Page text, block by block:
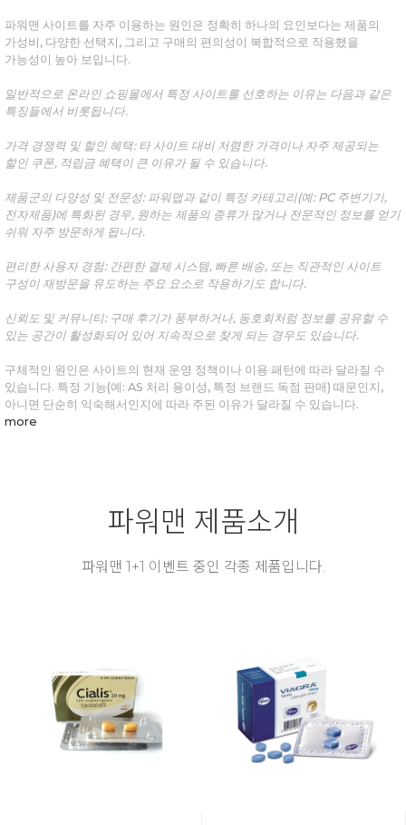
파워맨 사이트를 자주 이용하는 원인은 정확히 하나의 요인보다는 제품의
가성비, 다양한 선택지, 그리고 구매의 편의성이 복합적으로 작용했을
가능성이 높아 보입니다.
일반적으로 온라인 쇼핑몰에서 특정 사이트를 선호하는 이유는 다음과 같은
특징들에서 비롯됩니다.
가격 경쟁력 및 할인 혜택: 타 사이트 대비 저렴한 가격이나 자주 제공되는
할인 쿠폰, 적립금 혜택이 큰 이유가 될 수 있습니다.
제품군의 다양성 및 전문성: 파워맵과 같이 특정 카테고리(예: PC 주변기기,
전자제품)에 특화된 경우, 원하는 제품의 종류가 많거나 전문적인 정보를 얻기
쉬워 자주 방문하게 됩니다.
편리한 사용자 경험: 간편한 결제 시스템, 빠른 배송, 또는 직관적인 사이트
구성이 재방문을 유도하는 주요 요소로 작용하기도 합니다.
신뢰도 및 커뮤니티: 구매 후기가 풍부하거나, 동호회처럼 정보를 공유할 수
있는 공간이 활성화되어 있어 지속적으로 찾게 되는 경우도 있습니다.
구체적인 원인은 사이트의 현재 운영 정책이나 이용 패턴에 따라 달라질 수
있습니다. 특정 기능(예: AS 처리 용이성, 특정 브랜드 독점 판매) 때문인지,
아니면 단순히 익숙해서인지에 따라 주된 이유가 달라질 수 있습니다.
more
파워맨 제품소개
파워맨 1+1 이벤트 중인 각종 제품입니다.